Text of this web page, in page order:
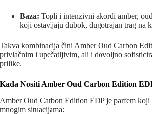
Baza: Topli i intenzivni akordi amber,
koji ostavljaju dubok, dugotrajan trag na
Takva kombinacija čini Amber Oud Carbon
privlačnim i upečatljivim, ali i dovoljno
prilike.
Kada Nositi Amber Oud Carbon Edition
Amber Oud Carbon Edition EDP je parfem koji
mnogim situacijama: